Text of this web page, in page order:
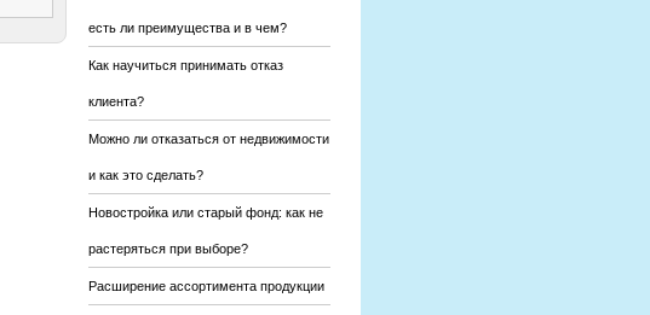
есть ли преимущества и в чем?
Как научиться принимать отказ
клиента?
Можно ли отказаться от недвижимости
и как это сделать?
Новостройка или старый фонд: как не
растеряться при выборе?
Расширение ассортимента продукции